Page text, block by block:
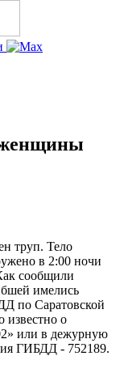
женщины
труп. Тело
в 2:00 ночи
сообщили
имелись
по Саратовской
известно о
или в дежурную
ГИБДД - 752189.